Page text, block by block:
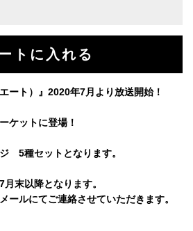
ート）』2020年7月より放送開始！
ケットに登場！
5種セットとなります。
末以降となります。
ールにてご連絡させていただきます。